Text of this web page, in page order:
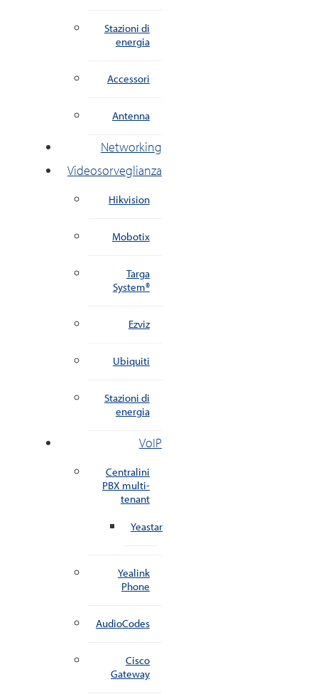
Stazioni di
energia
Accessori
Antenna
Networking
Videosorveglianza
Hikvision
Mobotix
Targa
System®
Ezviz
Ubiquiti
Stazioni di
energia
VoIP
Centralini
PBX multi-
tenant
Yeastar
Yealink
Phone
AudioCodes
Cisco
Gateway